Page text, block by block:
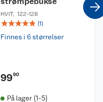
HVIT, 122-128
☆☆☆☆☆ (1)
Finnes i 6 størrelser
9990
På lager (1-5)